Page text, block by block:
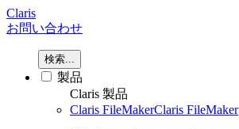
Claris
お問い合わせ
検索...
製品
Claris 製品
Claris FileMakerClaris FileMaker